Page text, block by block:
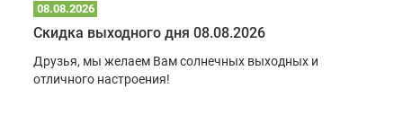
08.08.2026
Скидка выходного дня 08.08.2026
Друзья, мы желаем Вам солнечных выходных и
отличного настроения!